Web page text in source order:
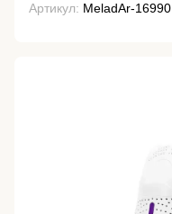
Артикул: MeladAr-16990